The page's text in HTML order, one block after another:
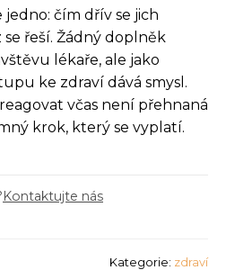
čím dřív se jich
řeší. Žádný doplněk
lékaře, ale jako
ke zdraví dává smysl.
včas není přehnaná
krok, který se vyplatí.
Kontaktujte nás
Kategorie: zdraví